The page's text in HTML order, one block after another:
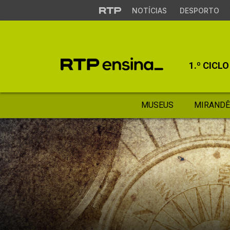
NOTÍCIAS DESPORTO
1.º CICLO
MUSEUS